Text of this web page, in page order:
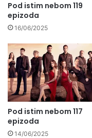
Pod istim nebom 119
epizoda
16/06/2025
Pod istim nebom 117
epizoda
14/06/2025